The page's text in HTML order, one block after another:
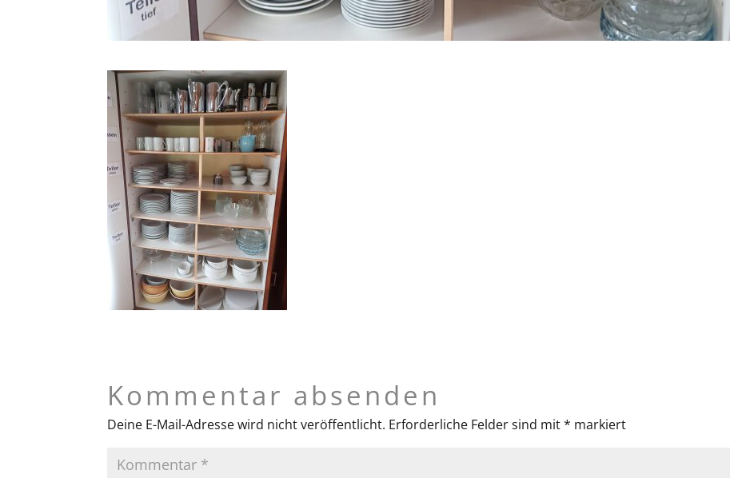
Kommentar absenden
Deine E-Mail-Adresse wird nicht veröffentlicht. Erforderliche Felder sind mit* markiert